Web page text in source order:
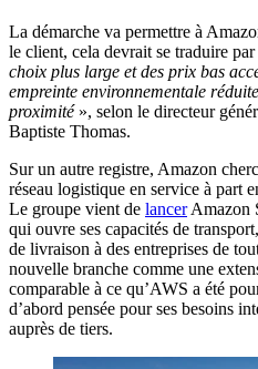
La démarche va permettre à
le client, cela devrait se traduire par
choix plus large et des prix bas
empreinte environnementale
proximité», selon le directeur
Baptiste Thomas.
Sur un autre registre, Amazon
réseau logistique en service à part
Le groupe vient de lancerAmazon
qui ouvre ses capacités de
de livraison à des entreprises de
nouvelle branche comme une
comparable à ce qu’AWS a été
d’abord pensée pour ses besoins
auprès de tiers.